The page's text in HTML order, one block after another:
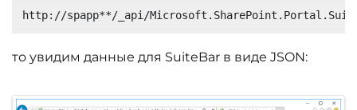
то увидим данные для SuiteBar в виде JSON: